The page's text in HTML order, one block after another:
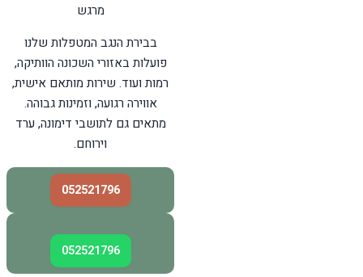
מרגש
בבירת הנגב המטפלות שלנו
פועלות באזורי השכונה הוותיקה,
רמות ועוד. שירות מותאם אישית,
אווירה רגועה, וזמינות גבוהה.
מתאים גם לתושבי דימונה, ערד
וירוחם.
052521796
052521796